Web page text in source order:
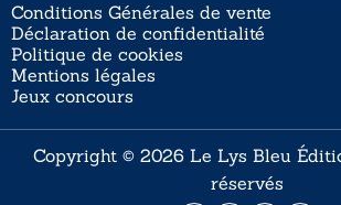
Conditions Générales de vente
Déclaration de confidentialité
Politique de cookies
Mentions légales
Jeux concours
Copyright © 2026 Le Lys Bleu
réservés